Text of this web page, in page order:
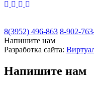
8(3952) 496-863 8-902-
Напишите нам
Разработка сайта:
Напишите нам